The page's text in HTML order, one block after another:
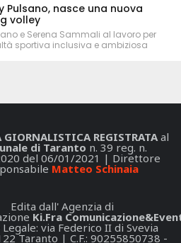
Pulsano, nasce una nuova
volley
e Serena Sammali al lavoro per
sportiva inclusiva e ambiziosa
GIORNALISTICA REGISTRATAal
di Taranto n. 39 reg. n.
del 06/01/2021 | Direttore
Matteo Schinaia
Edita dall' Agenzia di
Ki.Fra
via Federico II di Svevia
Taranto | C.F.: 90255850738 -